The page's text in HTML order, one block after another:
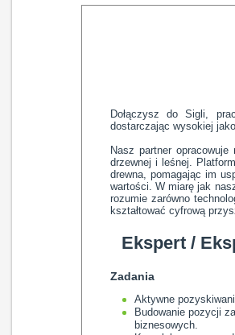
Dołączysz do Sigli,
dostarczając wysokiej
Nasz partner
drzewnej i leśnej.
drewna, pomagając im
wartości. W miarę jak
rozumie zarówno
kształtować cyfrową
Ekspert /
Zadania
Aktywne
Budowanie pozycji
biznesowych.